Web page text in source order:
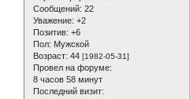
Сообщений: 22
Уважение: +2
Позитив: +6
Пол: Мужской
Возраст: 44 [1982-05-31]
Провел на форуме:
8 часов 58 минут
Последний визит: